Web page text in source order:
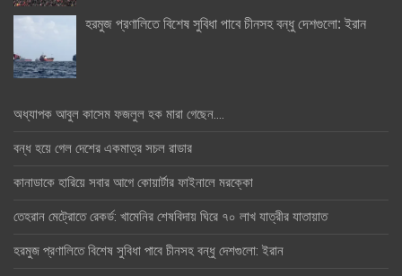
হরমুজ প্রণালিতে বিশেষ সুবিধা পাবে চীনসহ বন্ধু দেশগুলো: ইরান
অধ্যাপক আবুল কাসেম ফজলুল হক মারা গেছেন….
বন্ধ হয়ে গেল দেশের একমাত্র সচল রাডার
কানাডাকে হারিয়ে সবার আগে কোয়ার্টার ফাইনালে মরক্কো
তেহরান মেট্রোতে রেকর্ড: খামেনির শেষবিদায় ঘিরে ৭০ লাখ যাত্রীর যাতায়াত
হরমুজ প্রণালিতে বিশেষ সুবিধা পাবে চীনসহ বন্ধু দেশগুলো: ইরান